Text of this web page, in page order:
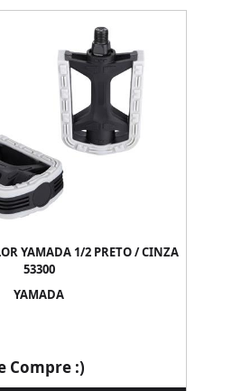
YAMADA 1/2 PRETO / CINZA
53300
YAMADA
Compre :)